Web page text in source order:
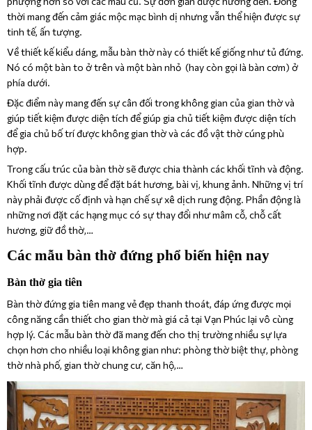
thời mang đến cảm giác mộc mạc bình dị nhưng vẫn thể hiện được sự
tinh tế, ấn tượng.
Về thiết kế kiểu dáng, mẫu bàn thờ này có thiết kế giống như tủ đứng.
Nó có một bàn to ở trên và một bàn nhỏ (hay còn gọi là bàn cơm) ở
phía dưới.
Đặc điểm này mang đến sự cân đối trong không gian của gian thờ và
giúp tiết kiệm được diện tích để giúp gia chủ tiết kiệm được diện tích
để gia chủ bố trí được không gian thờ và các đồ vật thờ cúng phù
hợp.
Trong cấu trúc của bàn thờ sẽ được chia thành các khối tĩnh và động.
Khối tĩnh được dùng để đặt bát hương, bài vị, khung ảnh. Những vị trí
này phải được cố định và hạn chế sự xê dịch rung động. Phần động là
những nơi đặt các hạng mục có sự thay đổi như mâm cỗ, chỗ cất
hương, giữ đồ thờ,…
Các mẫu bàn thờ đứng phổ biến hiện nay
Bàn thờ gia tiên
Bàn thờ đứng gia tiên mang vẻ đẹp thanh thoát, đáp ứng được mọi
công năng cần thiết cho gian thờ mà giá cả tại Vạn Phúc lại vô cùng
hợp lý. Các mẫu bàn thờ đã mang đến cho thị trường nhiều sự lựa
chọn hơn cho nhiều loại không gian như: phòng thờ biệt thự, phòng
thờ nhà phố, gian thờ chung cư, căn hộ,…